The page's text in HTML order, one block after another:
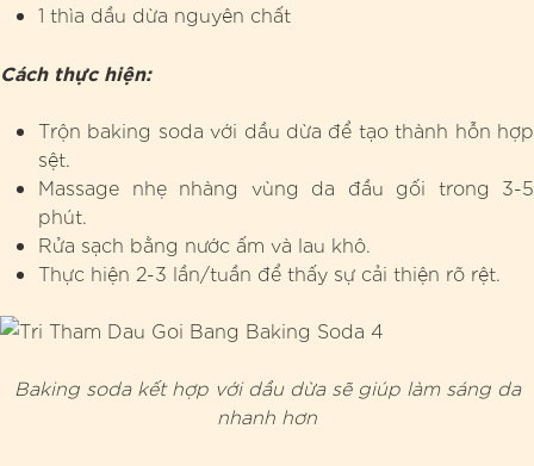
1 thìa dầu dừa nguyên chất
Cách thực hiện:
Trộn baking soda với dầu dừa để tạo thành hỗn hợp
sệt.
Massage nhẹ nhàng vùng da đầu gối trong 3-5
phút.
Rửa sạch bằng nước ấm và lau khô.
Thực hiện 2-3 lần/tuần để thấy sự cải thiện rõ rệt.
Baking soda kết hợp với dầu dừa sẽ giúp làm sáng da
nhanh hơn